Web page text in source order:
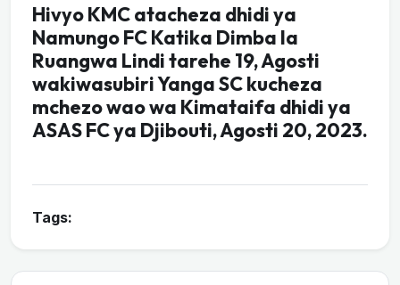
Hivyo KMC atacheza dhidi ya
Namungo FC Katika Dimba la
Ruangwa Lindi tarehe 19, Agosti
wakiwasubiri Yanga SC kucheza
mchezo wao wa Kimataifa dhidi ya
ASAS FC ya Djibouti, Agosti 20, 2023.
Tags: